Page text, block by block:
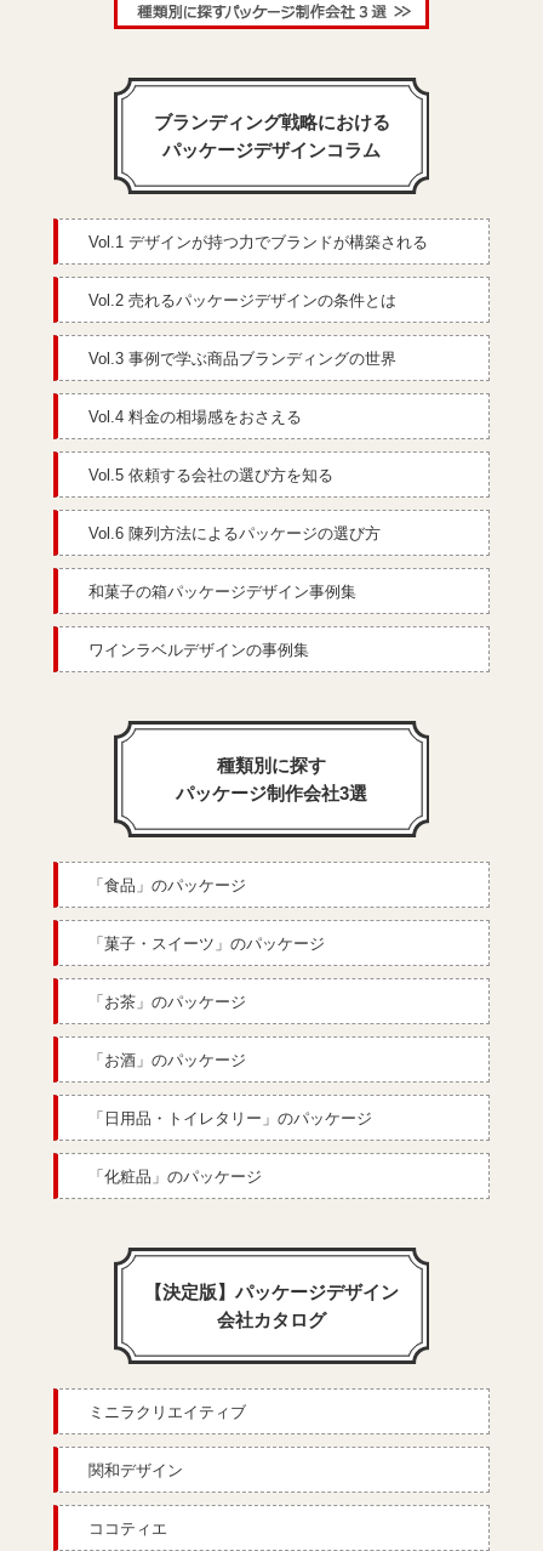
ブランディング戦略における
パッケージデザインコラム
Vol.1 デザインが持つ力でブランドが構築される
Vol.2 売れるパッケージデザインの条件とは
Vol.3 事例で学ぶ商品ブランディングの世界
Vol.4 料金の相場感をおさえる
Vol.5 依頼する会社の選び方を知る
Vol.6 陳列方法によるパッケージの選び方
和菓子の箱パッケージデザイン事例集
ワインラベルデザインの事例集
種類別に探す
パッケージ制作会社3選
「食品」のパッケージ
「菓子・スイーツ」のパッケージ
「お茶」のパッケージ
「お酒」のパッケージ
「日用品・トイレタリー」のパッケージ
「化粧品」のパッケージ
【決定版】パッケージデザイン
会社カタログ
ミニラクリエイティブ
関和デザイン
ココティエ